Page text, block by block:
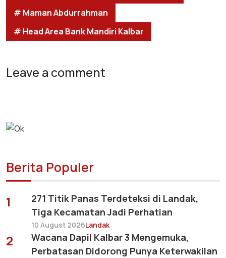
# Maman Abdurrahman
# Head Area Bank Mandiri Kalbar
Leave a comment
Berita Populer
1
271 Titik Panas Terdeteksi di Landak,
Tiga Kecamatan Jadi Perhatian
10 August 2026Landak
2
Wacana Dapil Kalbar 3 Mengemuka,
Perbatasan Didorong Punya Keterwakilan